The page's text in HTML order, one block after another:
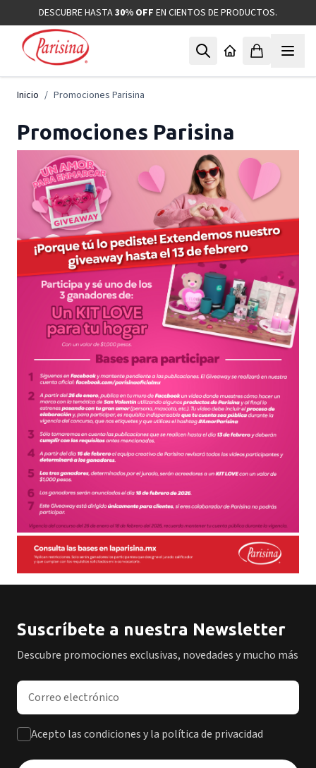
Ir al contenidoDESCUBRE HASTA30% OFF EN CIENTOS DE PRODUCTOS.
Inicio / Promociones Parisina
Promociones Parisina
Suscríbete a nuestra Newsletter
Descubre promociones exclusivas, novedades y mucho más
Dirección de correo electrónico
Acepto las condiciones y la política de privacidad